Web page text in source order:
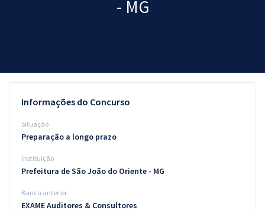
Questões grátis
Blog
Aprovados
- MG
Informações do Concurso
Situação
Preparação a longo prazo
Instituição
Prefeitura de São João do Oriente - MG
Banca anterior
EXAME Auditores & Consultores